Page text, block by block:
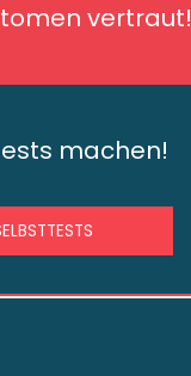
vertraut!
machen!